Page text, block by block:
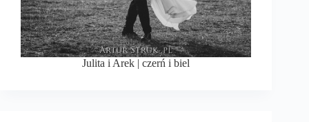
Julita i Arek | czerń i biel